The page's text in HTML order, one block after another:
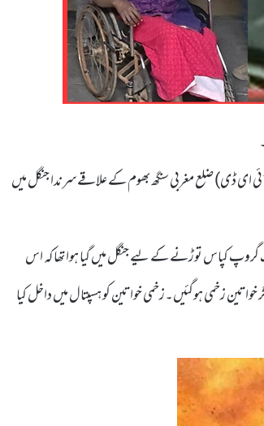
ای ڈی) ضلع مغربی سنگھ بھوم کے علاقے سرندا جنگل میں
گروپ کپاس توڑنے کے لیے جنگل میں گیا ہوا تھا کہ اس
زخمی ہوگئیں۔زخمی خواتین کو ہسپتال میں داخل کیا